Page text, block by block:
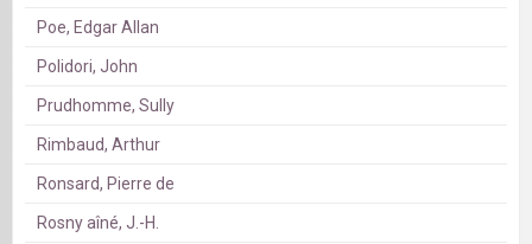
Poe, Edgar Allan
Polidori, John
Prudhomme, Sully
Rimbaud, Arthur
Ronsard, Pierre de
Rosny aîné, J.-H.